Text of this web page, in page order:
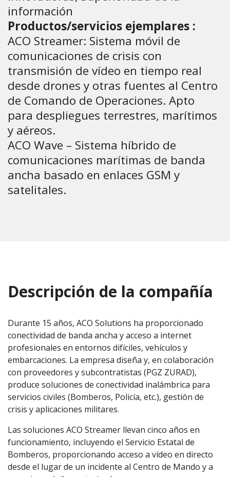
información
Productos/servicios ejemplares :
ACO Streamer: Sistema móvil de
comunicaciones de crisis con
transmisión de vídeo en tiempo real
desde drones y otras fuentes al Centro
de Comando de Operaciones. Apto
para despliegues terrestres, marítimos
y aéreos.
ACO Wave – Sistema híbrido de
comunicaciones marítimas de banda
ancha basado en enlaces GSM y
satelitales.
Descripción de la compañía
Durante 15 años, ACO Solutions ha proporcionado
conectividad de banda ancha y acceso a internet
profesionales en entornos difíciles, vehículos y
embarcaciones. La empresa diseña y, en colaboración
con proveedores y subcontratistas (PGZ ZURAD),
produce soluciones de conectividad inalámbrica para
servicios civiles (Bomberos, Policía, etc.), gestión de
crisis y aplicaciones militares.
Las soluciones ACO Streamer llevan cinco años en
funcionamiento, incluyendo el Servicio Estatal de
Bomberos, proporcionando acceso a vídeo en directo
desde el lugar de un incidente al Centro de Mando y a